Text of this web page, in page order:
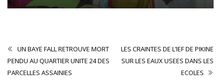
UN BAYE FALL RETROUVE MORT
PENDU AU QUARTIER UNITE 24 DES
PARCELLES ASSAINIES
LES CRAINTES DE L’IEF DE PIKINE
SUR LES EAUX USEES DANS LES
ECOLES